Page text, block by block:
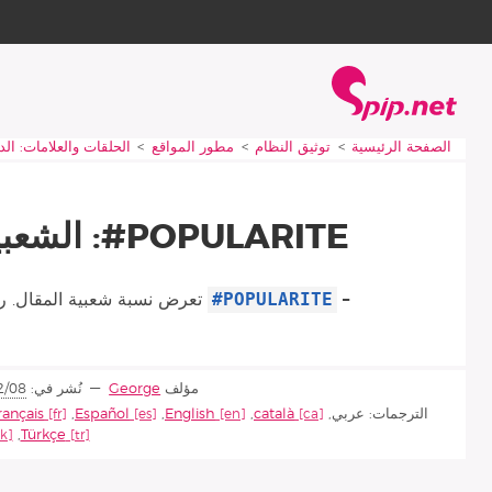
الصفحة الرئيسية
Vous êtes ici :
الصفحة الرئيسية توثيق النظام مطور المواقع الحلقات والعلامات:
POPULARITE#: الشعبية
–
#POPULARITE تعرض نسبة شعبية المقال.
مؤلف George نُشر في:08
الترجمات: عربي,
català
,
English
,
Español
,
Türkçe
,